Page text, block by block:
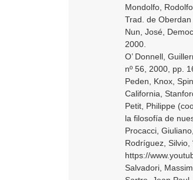
Mondolfo,
Trad. de Oberdan
Nun, José,
2000.
O’ Donnell,
nº 56, 2000, pp.
Peden, Knox,
California,
Petit, Philippe
la filosofía de
Procacci,
Rodríguez, Silvio,
https://
Salvadori,